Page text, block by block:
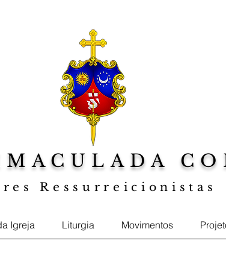
Ressurreicionistas
Fé, Web TV Jesus ao Centro,
Igreja Liturgia Movimentos